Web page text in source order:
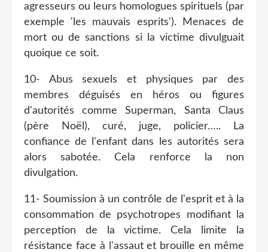
agresseurs ou leurs homologues spirituels (par
exemple 'les mauvais esprits'). Menaces de
mort ou de sanctions si la victime divulguait
quoique ce soit.
10- Abus sexuels et physiques par des
membres déguisés en héros ou figures
d'autorités comme Superman, Santa Claus
(père Noël), curé, juge, policier….. La
confiance de l'enfant dans les autorités sera
alors sabotée. Cela renforce la non
divulgation.
11- Soumission à un contrôle de l'esprit et à la
consommation de psychotropes modifiant la
perception de la victime. Cela limite la
résistance face à l'assaut et brouille en même